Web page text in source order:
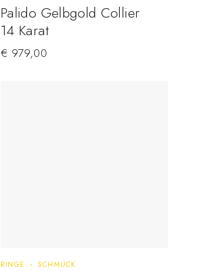
Palido Gelbgold Collier
14 Karat
€ 979,00
RINGE SCHMUCK